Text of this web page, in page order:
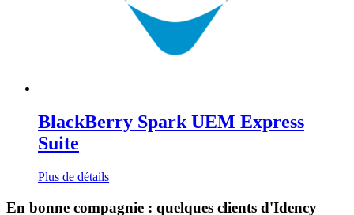
BlackBerry Spark UEM Express
Suite
Plus de détails
En bonne compagnie : quelques clients d'Idency